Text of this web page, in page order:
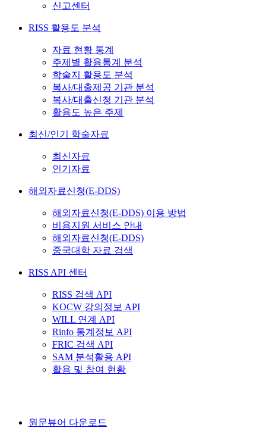
신고센터
RISS 활용도 분석
자료 현황 통계
주제별 활용통계 분석
학술지 활용도 분석
복사/대출제공 기관 분석
복사/대출신청 기관 분석
활용도 높은 주제
최신/인기 학술자료
최신자료
인기자료
해외자료신청(E-DDS)
해외자료신청(E-DDS) 이용 방법
비용지원 서비스 안내
해외자료신청(E-DDS)
중국대학 자료 검색
RISS API 센터
RISS 검색 API
KOCW 강의정보 API
WILL 연계 API
Rinfo 통계정보 API
FRIC 검색 API
SAM 분석활용 API
활용 및 참여 현황
원문뷰어 다운로드